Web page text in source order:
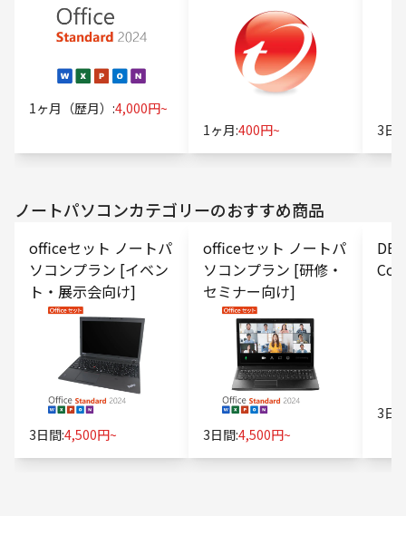
1ヶ月（歴月）:4,000円~
プション）
1ヶ月:400円~ 3日
ノートパソコンカテゴリーのおすすめ商品
officeセット ノートパ
ソコンプラン [イベン
ト・展示会向け]
3日間:4,500円~
officeセット ノートパ
ソコンプラン [研修・
セミナー向け]
3日間:4,500円~
3日